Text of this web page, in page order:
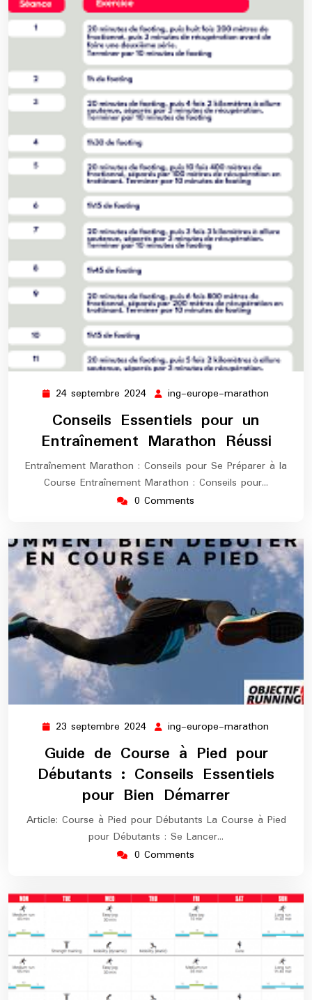
24 septembre 2024 24
septembre
2024
ing-europe-marathon
Conseils Essentiels pour un
Entraînement Marathon Réussi
Entraînement Marathon : Conseils pour Se Préparer à la
Course Entraînement Marathon : Conseils pour…
0 Comments
23 septembre 2024 23
septembre
2024
ing-europe-marathon
Guide de Course à Pied pour
Débutants : Conseils Essentiels
pour Bien Démarrer
Article: Course à Pied pour Débutants La Course à Pied
pour Débutants : Se Lancer…
0 Comments